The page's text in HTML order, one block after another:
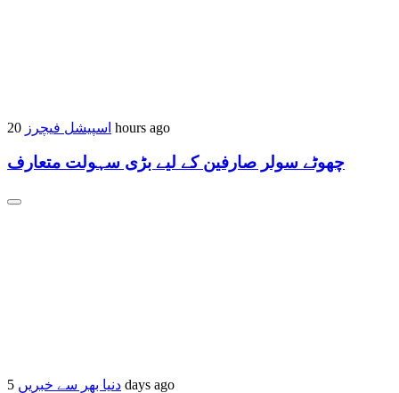
اسپیشل فیچرز 20 hours ago
چھوٹے سولر صارفین کے لیے بڑی سہولت متعارف
دنیا بھر سے خبریں 5 days ago